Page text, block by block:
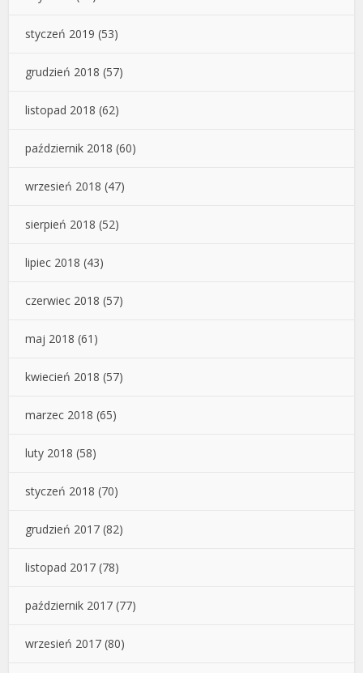
styczeń 2019 (53)
grudzień 2018 (57)
listopad 2018 (62)
październik 2018 (60)
wrzesień 2018 (47)
sierpień 2018 (52)
lipiec 2018 (43)
czerwiec 2018 (57)
maj 2018 (61)
kwiecień 2018 (57)
marzec 2018 (65)
luty 2018 (58)
styczeń 2018 (70)
grudzień 2017 (82)
listopad 2017 (78)
październik 2017 (77)
wrzesień 2017 (80)